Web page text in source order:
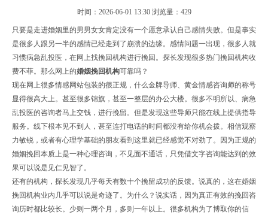
时间：2026-06-01 13:30 浏览量：429
只要是走进婚姻里的男男女女肯定没有一个愿意承认自己感情失败。但是事实
是很多人跟另一半的感情已经走到了崩溃的边缘。感情问题一出现，很多人就
习惯病急乱投医，在网上找挽回机构进行挽回。探长发现很多热门挽回机构收
费不菲。那么网上的婚姻挽回机构可靠吗？
现在网上很多情感网站包装的很正规，什么金牌导师、黄金情感咨询师的称号
显得很高大上。甚至很多锦旗，甚至一整层的办公大楼。很多不明所以、病急
乱投医的咨询者马上交钱，进行挽留。但是发现这些导师只能在线上提供指导
服务。线下根本见不到人，甚至连打电话的时间都没有给你机会拨。相信观察
力敏锐，或者有心理学基础的朋友看到这里就已经感觉不对劲了。因为正规的
婚姻挽回本质上是一种心理咨询，不见面不通话，只凭借文字咨询能达到的效
果可以说是见仁见智了。
还有的机构，探长发现几乎每天有数十个挽留成功的反馈。说真的，这在婚姻
挽回机构业内几乎可以说是奇迹了。为什么？说实话，因为真正有效的挽回咨
询历时都比较长。少则一两个月，多则一年以上。很多机构为了博取你的信